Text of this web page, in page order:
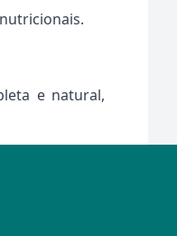
e natural,